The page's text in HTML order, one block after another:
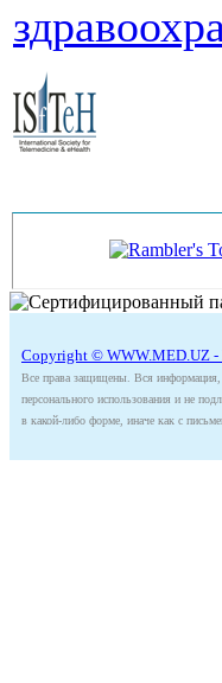
Copyright © WWW.MED.UZ -
Все права защищены. Вся информация,
персонального использования и не
в какой-либо форме, иначе как с